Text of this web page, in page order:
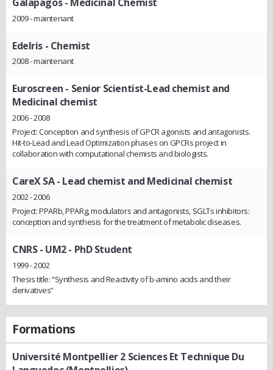
2009 - maintenant
Edelris - Chemist
2008 - maintenant
Euroscreen - Senior Scientist-Lead chemist and
Medicinal chemist
2006 - 2008
Project: Conception and synthesis of GPCR agonists and antagonists.
Hit-to-Lead and Lead Optimization phases on GPCRs project in
collaboration with computational chemists and biologists.
CareX SA- Lead chemist and Medicinal chemist
2002 - 2006
Project: PPARb, PPARg, modulators and antagonists, SGLTs inhibitors:
conception and synthesis for the treatment of metabolic diseases.
CNRS - UM2- PhD Student
1999 - 2002
Thesis title: “Synthesis and Reactivity of b-amino acids and their
derivatives”
Formations
Université Montpellier 2 Sciences Et Technique Du